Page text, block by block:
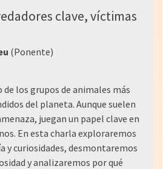
clave, víctimas
(Ponente)
los grupos de animales más
del planeta. Aunque suelen
juegan un papel clave en
En esta charla exploraremos
y curiosidades, desmontaremos
y analizaremos por qué